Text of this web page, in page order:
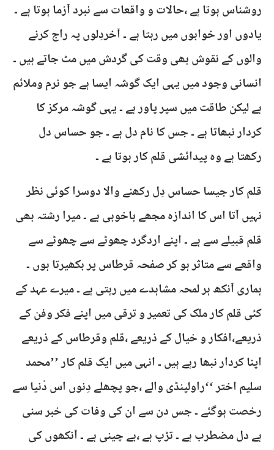
روشناس ہوتا ہے ،حالات و واقعات سے نبرد آزما ہوتا ہے ۔
یادوں اور خوابوں میں رہتا ہے ۔ آخردِلوں پہ راج کرنے
والوں کے نقوش بھی وقت کی گردش میں مٹ جاتے ہیں ۔
انسانی وجود میں یہی ایک گوشہ ایسا ہے جو نرم وملائم
ہے لیکن طاقت میں سپر پاور ہے ۔ یہی گوشہ مرکز کا
کردار نبھاتا ہے ۔ جس کا نام دل ہے ۔ جو حساس دل
رکھتا ہے وہ پیدائشی قلم کار ہوتا ہے ۔
قلم کار جیسا حساس دِل رکھنے والا دوسرا کوئی نظر
نہیں آتا اس کا اندازہ مجھے باخوبی ہے ۔ میرا رشتہ بھی
قلم قبیلے سے ہے ۔ اپنے اردگرد چھوٹے سے چھوٹے سے
واقعے سے متاثر ہو کر صفحہ قرطاس پر بکھیرتا ہوں ۔
ہماری آنکھ ہر لمحہ مشاہدے میں رہتی ہے ۔ میرے عہد کے
کئی قلم کار ملک کی تعمیر و ترقی میں اپنے فکر وفن کے
ذریعے،افکار و خیال کے ذریعے ،قلم وقرطاس کے ذریعے
اپنا کردار نبھا رہے ہیں ۔ انہی میں ایک قلم کار ’’محمد
سلیم اختر ‘‘راولپنڈی والے ،جو پچھلے دِنوں اس دُنیا سے
رخصت ہوگئے ۔ جس دن سے ان کی وفات کی خبر سنی
ہے دل مضطرب ہے ۔ تڑپ ہے ،بے چینی ہے ۔ آنکھوں کی